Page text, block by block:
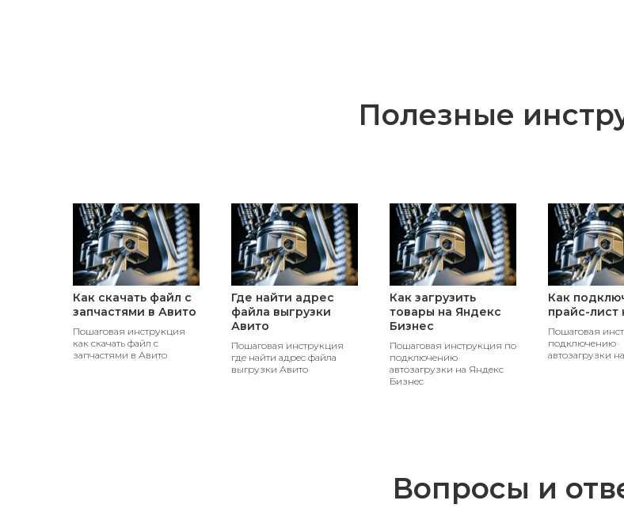
Полезные
Как скачать файл с
запчастями в Авито
Пошаговая инструкция
как скачать файл с
запчастями в Авито
Где найти адрес
файла выгрузки
Авито
Пошаговая инструкция
где найти адрес файла
выгрузки Авито
Как загрузить
товары на Яндекс
Бизнес
Пошаговая инструкция по
подключению
автозагрузки на Яндекс
Бизнес
Как
прайс-лист
Пошаговая
подключению
автозагрузки
Вопросы и